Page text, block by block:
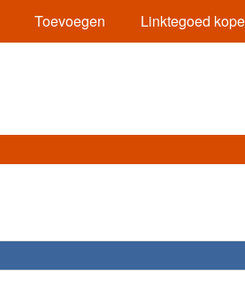
Toevoegen Linktegoed